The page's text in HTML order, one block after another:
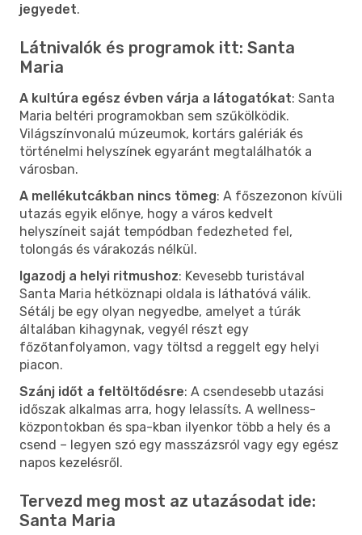
jegyedet.
Látnivalók és programok itt: Santa
Maria
A kultúra egész évben várja a látogatókat: Santa
Maria beltéri programokban sem szűkölködik.
Világszínvonalú múzeumok, kortárs galériák és
történelmi helyszínek egyaránt megtalálhatók a
városban.
A mellékutcákban nincs tömeg: A főszezonon kívüli
utazás egyik előnye, hogy a város kedvelt
helyszíneit saját tempódban fedezheted fel,
tolongás és várakozás nélkül.
Igazodj a helyi ritmushoz: Kevesebb turistával
Santa Maria hétköznapi oldala is láthatóvá válik.
Sétálj be egy olyan negyedbe, amelyet a túrák
általában kihagynak, vegyél részt egy
főzőtanfolyamon, vagy töltsd a reggelt egy helyi
piacon.
Szánj időt a feltöltődésre: A csendesebb utazási
időszak alkalmas arra, hogy lelassíts. A wellness-
központokban és spa-kban ilyenkor több a hely és a
csend – legyen szó egy masszázsról vagy egy egész
napos kezelésről.
Tervezd meg most az utazásodat ide:
Santa Maria